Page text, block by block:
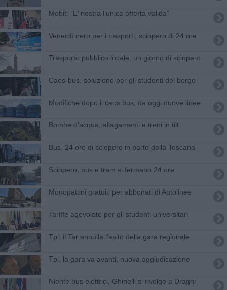
Mobit: “E’ nostra l’unica offerta valida”
Venerdì nero per i trasporti, sciopero di 24 ore
Trasporto pubblico locale, un giorno di sciopero
Caos-bus, soluzione per gli studenti del borgo
Modifiche dopo il caos bus, da oggi nuove linee
Bombe d'acqua, allagamenti e treni in tilt
Bus, 24 ore di sciopero in parte della Toscana
Sciopero, bus e tram si fermano 24 ore
Monopattini gratuiti per abbonati di Autolinee
Tariffe agevolate per gli studenti universitari
Tpl, il Tar annulla l'esito della gara regionale
Tpl, la gara va avanti, nuova aggiudicazione
Niente bus elettrici, Ghinelli si rivolge a Draghi